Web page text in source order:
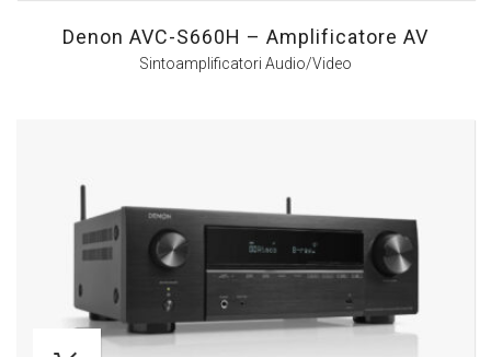
Denon AVC-S660H – Amplificatore AV
Sintoamplificatori Audio/Video